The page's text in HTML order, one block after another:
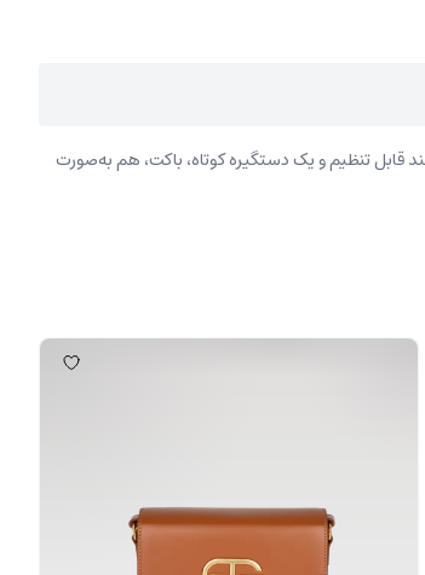
قابل تنظیم و یک دستگیره کوتاه، باکت، هم به‌صورت